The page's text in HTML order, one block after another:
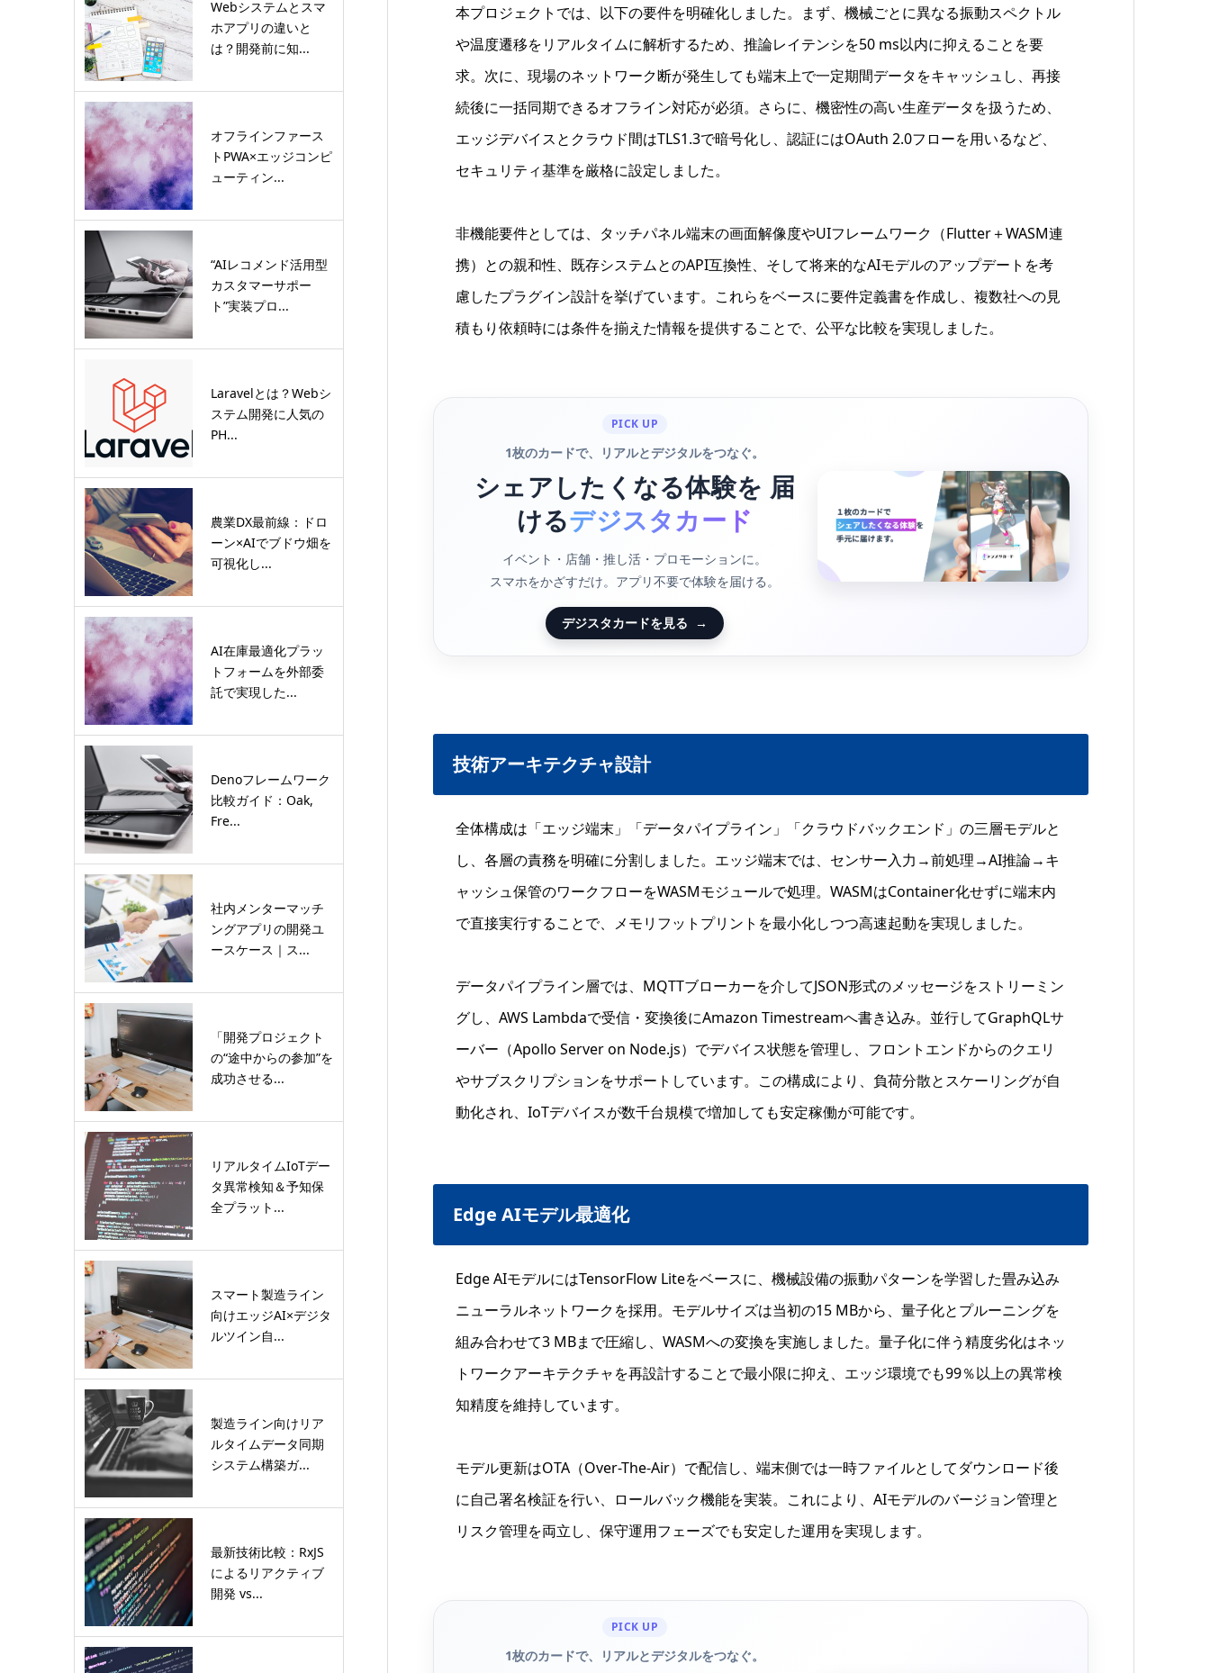
本プロジェクトでは、以下の要件を明確化しました。まず、機械ごとに異なる振動スペクトル
や温度遷移をリアルタイムに解析するため、推論レイテンシを50 ms以内に抑えることを要
求。次に、現場のネットワーク断が発生しても端末上で一定期間データをキャッシュし、再接
続後に一括同期できるオフライン対応が必須。さらに、機密性の高い生産データを扱うため、
エッジデバイスとクラウド間はTLS1.3で暗号化し、認証にはOAuth 2.0フローを用いるなど、
セキュリティ基準を厳格に設定しました。
非機能要件としては、タッチパネル端末の画面解像度やUIフレームワーク（Flutter＋WASM連
携）との親和性、既存システムとのAPI互換性、そして将来的なAIモデルのアップデートを考
慮したプラグイン設計を挙げています。これらをベースに要件定義書を作成し、複数社への見
積もり依頼時には条件を揃えた情報を提供することで、公平な比較を実現しました。
PICK UP
1枚のカードで、リアルとデジタルをつなぐ。
シェアしたくなる体験を 届
けるデジスタカード
イベント・店舗・推し活・プロモーションに。
スマホをかざすだけ。アプリ不要で体験を届ける。
デジスタカードを見る →
技術アーキテクチャ設計
全体構成は「エッジ端末」「データパイプライン」「クラウドバックエンド」の三層モデルと
し、各層の責務を明確に分割しました。エッジ端末では、センサー入力→前処理→AI推論→キ
ャッシュ保管のワークフローをWASMモジュールで処理。WASMはContainer化せずに端末内
で直接実行することで、メモリフットプリントを最小化しつつ高速起動を実現しました。
データパイプライン層では、MQTTブローカーを介してJSON形式のメッセージをストリーミン
グし、AWS Lambdaで受信・変換後にAmazon Timestreamへ書き込み。並行してGraphQLサ
ーバー（Apollo Server on Node.js）でデバイス状態を管理し、フロントエンドからのクエリ
やサブスクリプションをサポートしています。この構成により、負荷分散とスケーリングが自
動化され、IoTデバイスが数千台規模で増加しても安定稼働が可能です。
Edge AIモデル最適化
Edge AIモデルにはTensorFlow Liteをベースに、機械設備の振動パターンを学習した畳み込み
ニューラルネットワークを採用。モデルサイズは当初の15 MBから、量子化とプルーニングを
組み合わせて3 MBまで圧縮し、WASMへの変換を実施しました。量子化に伴う精度劣化はネッ
トワークアーキテクチャを再設計することで最小限に抑え、エッジ環境でも99％以上の異常検
知精度を維持しています。
モデル更新はOTA（Over-The-Air）で配信し、端末側では一時ファイルとしてダウンロード後
に自己署名検証を行い、ロールバック機能を実装。これにより、AIモデルのバージョン管理と
リスク管理を両立し、保守運用フェーズでも安定した運用を実現します。
PICK UP
1枚のカードで、リアルとデジタルをつなぐ。
Webシステムとスマ
ホアプリの違いと
は？開発前に知...
オフラインファース
トPWA×エッジコンピ
ューティン...
“AIレコメンド活用型
カスタマーサポー
ト”実装プロ...
Laravelとは？Webシ
ステム開発に人気の
PH...
農業DX最前線：ドロ
ーン×AIでブドウ畑を
可視化し...
AI在庫最適化プラッ
トフォームを外部委
託で実現した...
Denoフレームワーク
比較ガイド：Oak,
Fre...
社内メンターマッチ
ングアプリの開発ユ
ースケース｜ス...
「開発プロジェクト
の“途中からの参加”を
成功させる...
リアルタイムIoTデー
タ異常検知＆予知保
全プラット...
スマート製造ライン
向けエッジAI×デジタ
ルツイン自...
製造ライン向けリア
ルタイムデータ同期
システム構築ガ...
最新技術比較：RxJS
によるリアクティブ
開発 vs...